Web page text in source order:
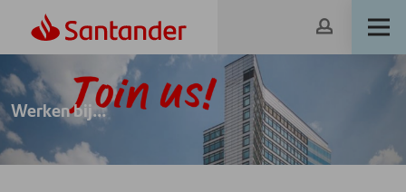
Werken bij...